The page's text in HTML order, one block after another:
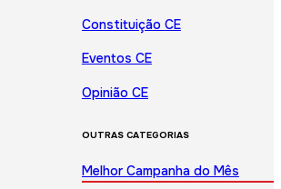
Constituição CE
Eventos CE
Opinião CE
OUTRAS CATEGORIAS
Melhor Campanha do Mês